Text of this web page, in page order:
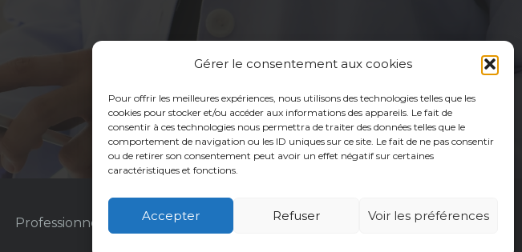
Gérer le consentement aux cookies
Pour offrir les meilleures expériences, nous utilisons des technologies telles que les
cookies pour stocker et/ou accéder aux informations des appareils. Le fait de
consentir à ces technologies nous permettra de traiter des données telles que le
comportement de navigation ou les ID uniques sur ce site. Le fait de ne pas consentir
ou de retirer son consentement peut avoir un effet négatif sur certaines
caractéristiques et fonctions.
Accepter Refuser Voir les préférences
Professionnels de santé Usagers Actualités Adhérer Contact